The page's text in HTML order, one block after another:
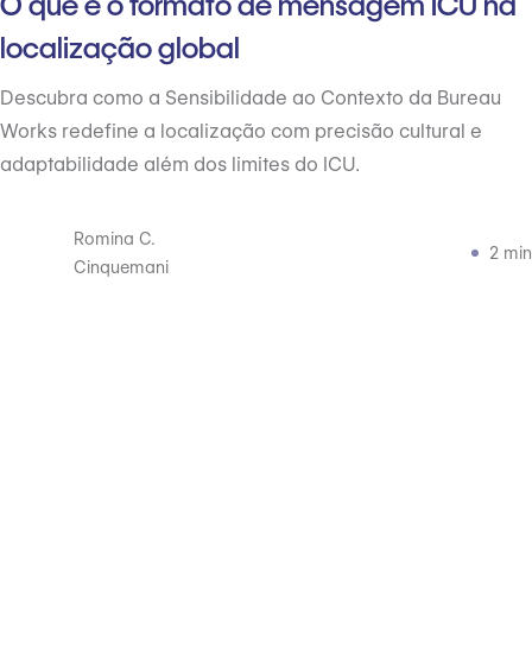
localização global
Descubra como a Sensibilidade ao Contexto da Bureau
Works redefine a localização com precisão cultural e
adaptabilidade além dos limites do ICU.
Romina C.
Cinquemani
2 min